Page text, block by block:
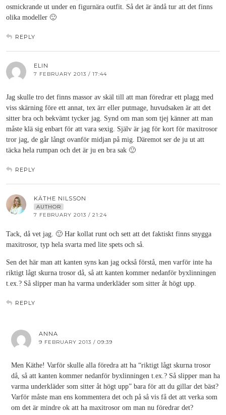
osmickrande ut under en figurnära outfit. Så det är ändå tur att det finns
olika modeller 🙂
REPLY
ELIN
7 FEBRUARY 2013 / 17:44
Jag skulle tro det finns massor av skäl till att man föredrar ett plagg med
viss skärning före ett annat, tex ärr eller putmage, huvudsaken är att det
sitter bra och bekvämt tycker jag. Synd om man som tjej känner att man
måste klä sig enbart för att vara sexig. Själv är jag för kort för maxitrosor
tror jag, de går långt ovanför midjan på mig. Däremot ser de ju ut att
täcka hela rumpan och det är ju en bra sak 🙂
REPLY
KÄTHE NILSSON
AUTHOR
7 FEBRUARY 2013 / 21:24
Tack, då vet jag. 🙂 Har kollat runt och sett att det faktiskt finns snygga
maxitrosor, typ hela svarta med lite spets och så.
Sen det här man att kanten syns kan jag också förstå, men varför inte ha
riktigt lågt skurna trosor då, så att kanten kommer nedanför byxlinningen
t.ex.? Så slipper man ha varma underkläder som sitter åt högt upp.
REPLY
ANNA
9 FEBRUARY 2013 / 09:39
Men Käthe! Varför skulle alla föredra att ha “riktigt lågt skurna trosor
då, så att kanten kommer nedanför byxlinningen t.ex.? Så slipper man ha
varma underkläder som sitter åt högt upp” bara för att du gillar det bäst?
Varför måste man ens kommentera det och på så vis få det att verka som
om det är mindre ok att ha maxitrosor om man nu föredrar det?